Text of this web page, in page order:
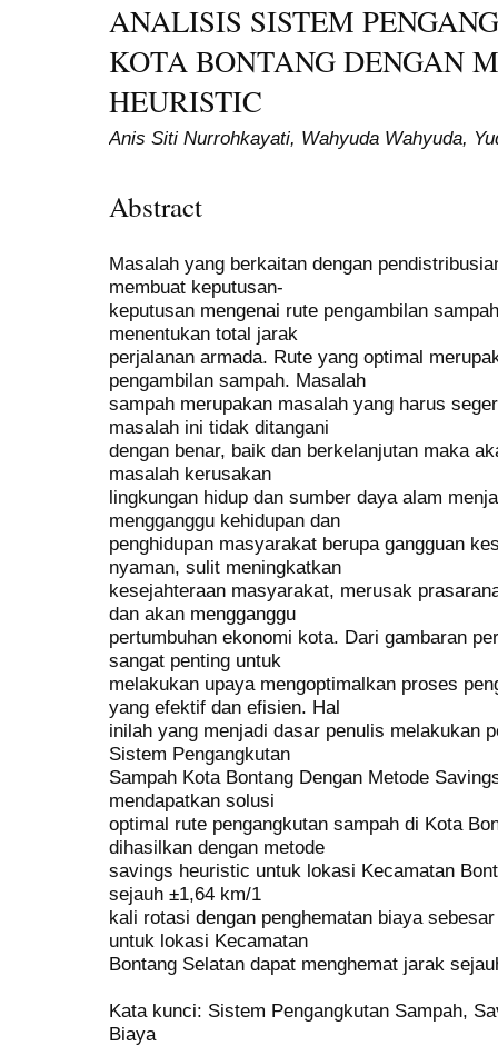
ANALISIS SISTEM
KOTA BONTANG DENGAN
HEURISTIC
Anis Siti Nurrohkayati, Wahyuda Wahyuda,
Abstract
Masalah yang berkaitan dengan
membuat keputusan-
keputusan mengenai rute pengambilan
menentukan total jarak
perjalanan armada. Rute yang optimal
pengambilan sampah. Masalah
sampah merupakan masalah yang harus
masalah ini tidak ditangani
dengan benar, baik dan berkelanjutan maka
masalah kerusakan
lingkungan hidup dan sumber daya alam
mengganggu kehidupan dan
penghidupan masyarakat berupa gangguan
nyaman, sulit meningkatkan
kesejahteraan masyarakat, merusak
dan akan mengganggu
pertumbuhan ekonomi kota. Dari gambaran
sangat penting untuk
melakukan upaya mengoptimalkan proses
yang efektif dan efisien. Hal
inilah yang menjadi dasar penulis melakukan
Sistem Pengangkutan
Sampah Kota Bontang Dengan Metode
mendapatkan solusi
optimal rute pengangkutan sampah di Kota
dihasilkan dengan metode
savings heuristic untuk lokasi Kecamatan
sejauh ±1,64 km/1
kali rotasi dengan penghematan biaya
untuk lokasi Kecamatan
Bontang Selatan dapat menghemat jarak
Kata kunci: Sistem Pengangkutan Sampah,
Biaya